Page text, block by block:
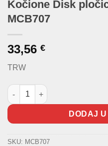
Kočione Disk
MCB707
33,56 €
TRW
Kočione Disk pločice stražnje
DODAJ
SKU: MCB707